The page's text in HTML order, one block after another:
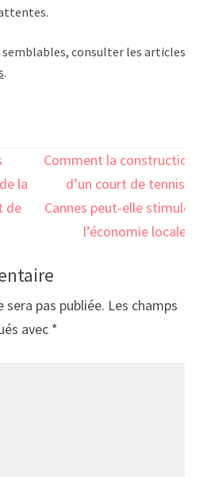
consulter les articles
.
la
de
Comment la construction
d’un court de tennis à
Cannes peut-elle stimuler
l’économie locale ?
pas publiée. Les champs
avec *